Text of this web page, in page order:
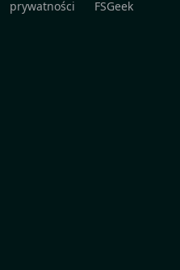
prywatności
FSGeek